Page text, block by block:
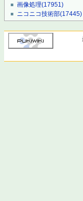
画像処理(17951)
ニコニコ技術部(17445)